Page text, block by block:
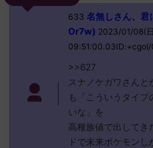
633 名無しさん、
Or7w) 2023/01/08(
09:51:00.03ID:+cgol/
>>627
スナノケガワさん
も「こういうタイ
いな」を
高種族値で出してき
ドで未来ポケモン